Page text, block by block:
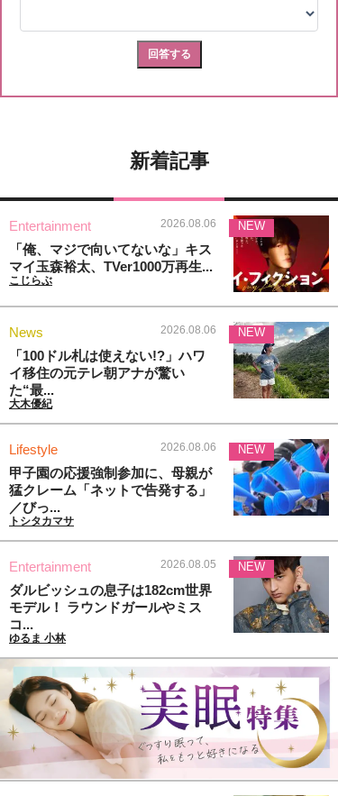
新着記事
Entertainment 2026.08.06
「俺、マジで向いてないな」キス
マイ玉森裕太、TVer1000万再生...
こじらぶ
NEW
News 2026.08.06
「100ドル札は使えない!?」ハワ
イ移住の元テレ朝アナが驚い
た“最...
大木優紀
NEW
Lifestyle 2026.08.06
甲子園の応援強制参加に、母親が
猛クレーム「ネットで告発する」
／びっ...
トシタカマサ
NEW
Entertainment 2026.08.05
ダルビッシュの息子は182cm世界
モデル！ ラウンドガールやミス
コ...
ゆるま 小林
NEW